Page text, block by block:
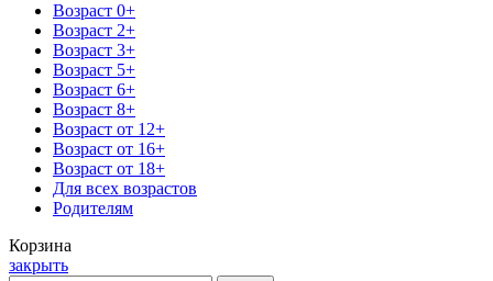
Возраст 0+
Возраст 2+
Возраст 3+
Возраст 5+
Возраст 6+
Возраст 8+
Возраст от 12+
Возраст от 16+
Возраст от 18+
Для всех возрастов
Родителям
Корзина
закрыть